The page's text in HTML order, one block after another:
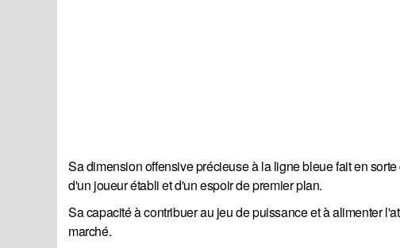
Sa dimension offensive précieuse à la ligne bleue fait en
d'un joueur établi et d'un espoir de premier plan.
Sa capacité à contribuer au jeu de puissance et à alimenter
marché.